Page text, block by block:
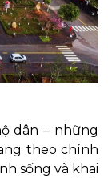
dân – những
theo chính
sống và khai